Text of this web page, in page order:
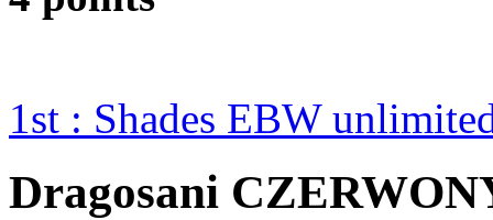
1st : Shades EBW
Dragosani